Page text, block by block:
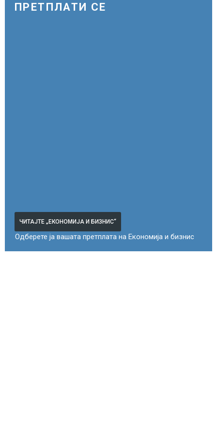
ПРЕТПЛАТИ СЕ
ЧИТАЈТЕ „ЕКОНОМИЈА И БИЗНИС“
Одберете ја вашата претплата на Економија и бизнис